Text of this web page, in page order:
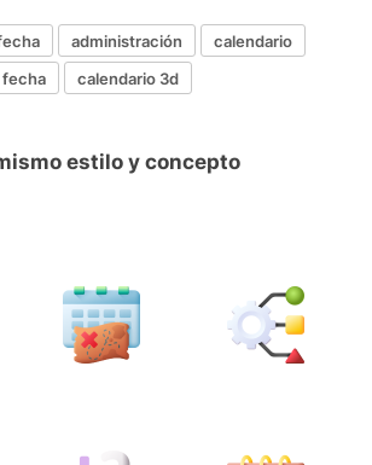
administración
calendario
fecha calendario 3d
estilo y concepto